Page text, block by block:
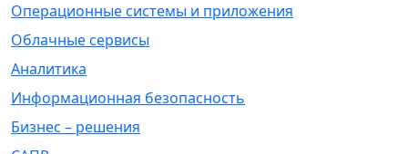
Операционные системы и приложения
Облачные сервисы
Аналитика
Информационная безопасность
Бизнес – решения